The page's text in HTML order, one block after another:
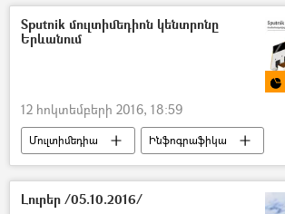
Sputnik մուլտիմեդիոն կենտրոնը
Երևանում
12 հոկտեմբերի 2016, 18:59
Մուլտիմեդիա Ինֆոգրաֆիկա
Լուրեր /05.10.2016/